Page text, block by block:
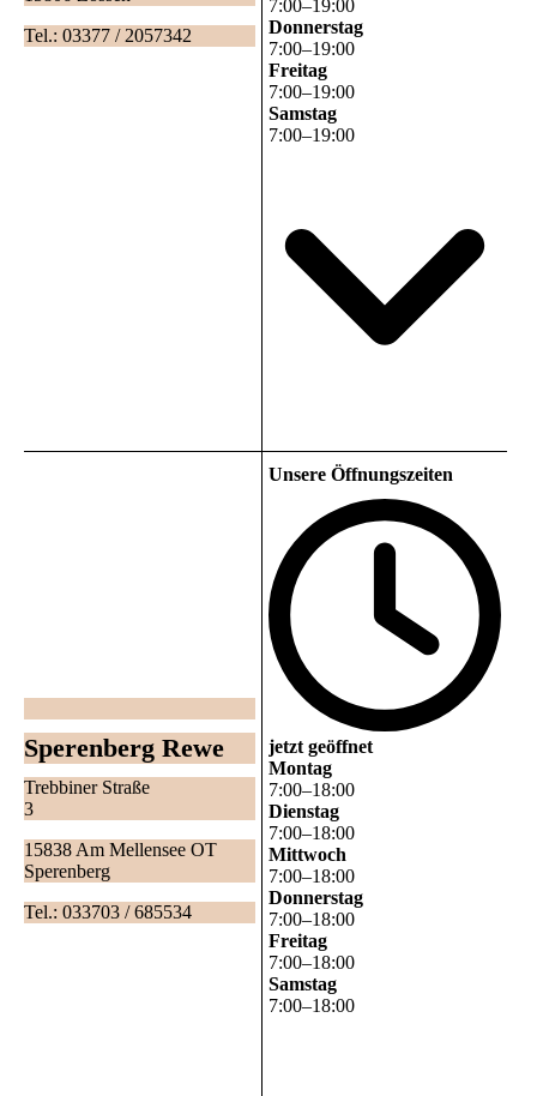
Tel.: 03377 / 2057342
7:00–19:00
Donnerstag
7:00–19:00
Freitag
7:00–19:00
Samstag
7:00–19:00
Sperenberg Rewe
Trebbiner Straße
3
15838 Am Mellensee OT
Sperenberg
Tel.: 033703 / 685534
Unsere Öffnungszeiten
jetzt geöffnet
Montag
7:00–18:00
Dienstag
7:00–18:00
Mittwoch
7:00–18:00
Donnerstag
7:00–18:00
Freitag
7:00–18:00
Samstag
7:00–18:00